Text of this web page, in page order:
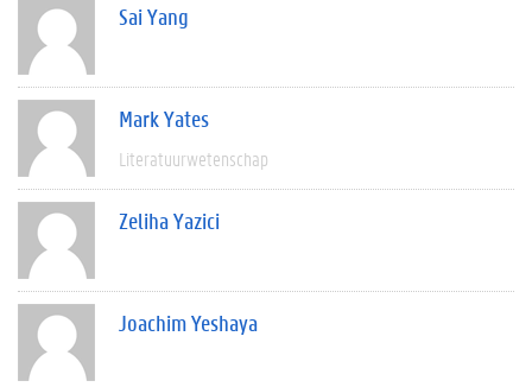
Sai Yang
Mark Yates
Literatuurwetenschap
Zeliha Yazici
Joachim Yeshaya